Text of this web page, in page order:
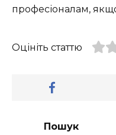
професіоналам,
Оцініть статтю
Пошук